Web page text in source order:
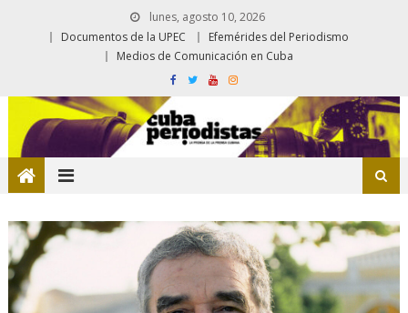
lunes, agosto 10, 2026
Documentos de la UPEC
Efemérides del Periodismo
Medios de Comunicación en Cuba